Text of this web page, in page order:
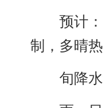
预计
制
， 多晴
旬降水